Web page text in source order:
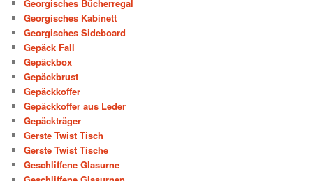
Georgisches Bücherregal
Georgisches Kabinett
Georgisches Sideboard
Gepäck Fall
Gepäckbox
Gepäckbrust
Gepäckkoffer
Gepäckkoffer aus Leder
Gepäckträger
Gerste Twist Tisch
Gerste Twist Tische
Geschliffene Glasurne